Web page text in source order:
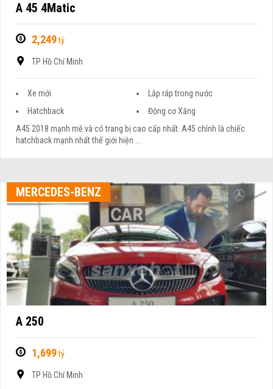
A 45 4Matic
2,249tỷ
TP Hồ Chí Minh
Xe mới
Lắp ráp trong nước
Hatchback
Động cơ Xăng
A45 2018 mạnh mẽ và có trang bị cao cấp nhất. A45 chính là chiếc
hatchback mạnh nhất thế giới hiện ...
MERCEDES-BENZ
A 250
1,699tỷ
TP Hồ Chí Minh